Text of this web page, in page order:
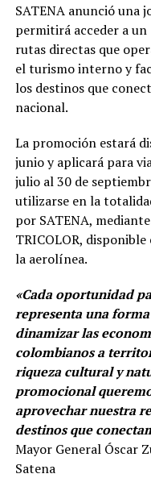
SATENA anunció una
permitirá acceder a un
rutas directas que
el turismo interno y
los destinos que
nacional.
La promoción estará
junio y aplicará para
julio al 30 de
utilizarse en la
por SATENA,
TRICOLOR,
la aerolínea.
«Cada oportunidad
representa una
dinamizar las
colombianos a
riqueza cultural y
promocional
aprovechar nuestra
destinos que
Mayor General Óscar
Satena